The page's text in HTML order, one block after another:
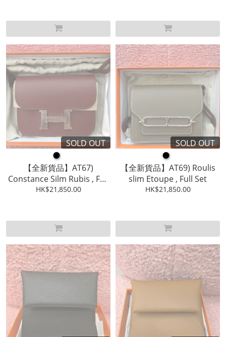
SOLD OUT
●
【全新貨品】AT67)
Constance Silm Rubis , Full
Set
HK$21,850.00
SOLD OUT
●
【全新貨品】AT69) Roulis
slim Etoupe , Full Set
HK$21,850.00